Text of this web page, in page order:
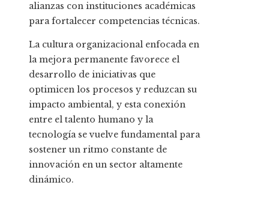
alianzas con instituciones académicas
para fortalecer competencias técnicas.
La cultura organizacional enfocada en
la mejora permanente favorece el
desarrollo de iniciativas que
optimicen los procesos y reduzcan su
impacto ambiental, y esta conexión
entre el talento humano y la
tecnología se vuelve fundamental para
sostener un ritmo constante de
innovación en un sector altamente
dinámico.